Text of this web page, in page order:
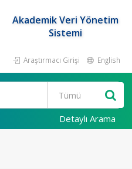
Akademik Veri Yönetim
Sistemi
Araştırmacı Girişi English
Detaylı Arama